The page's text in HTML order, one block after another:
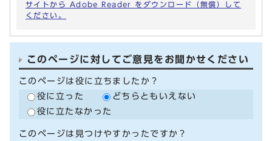
サイトから Adobe Reader をダウンロード（無償）して
ください。
このページに対してご意見をお聞かせください
このページは役に立ちましたか？
役に立った
どちらともいえない
役に立たなかった
このページは見つけやすかったですか？